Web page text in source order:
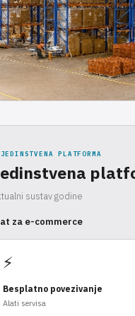
JEDINSTVENA PLATFORMA
sustav godine
za e-commerce
⚡
Besplatno povezivanje
Alati servisa